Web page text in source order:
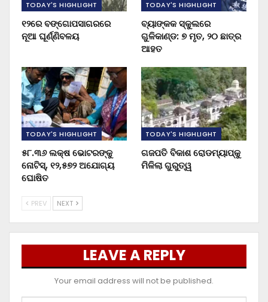
TODAY'S HIGHLIGHT
୧୨ରେ ବଙ୍ଗୋପସାଗରରେ
ନୂଆ ଘୂର୍ଣ୍ଣିବଳୟ
TODAY'S HIGHLIGHT
ବ୍ୟାଙ୍କକ ସ୍କୁଲରେ
ଗୁଳିକାଣ୍ଡ: ୭ ମୃତ, ୨୦ ଛାତ୍ର
ଆହତ
TODAY'S HIGHLIGHT
୫୮.୩୬ ଲକ୍ଷ ଭୋଟରଙ୍କୁ
ନୋଟିସ୍‌, ୧୨,୫୭୨ ଅଯୋଗ୍ୟ
ଘୋଷିତ
TODAY'S HIGHLIGHT
ଗଜପତି ବିକାଶ ରୋଡମ୍ୟାପ୍‌କୁ
ମିଳିଲା ଗୁରୁତ୍ୱ
PREV NEXT
LEAVE A REPLY
Your email address will not be published.